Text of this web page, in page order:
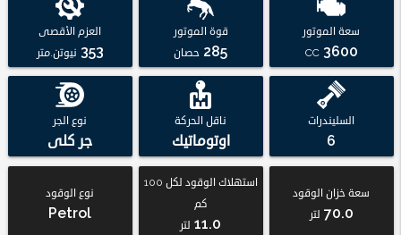
سعة الموتور
3600
CC
قوة الموتور
285 حصان
العزم الأقصى
353 نيوتن.متر
السليندرات
6
ناقل الحركة
اوتوماتيك
نوع الجر
جر كلى
سعة خزان الوقود
70.0 لتر
استهلاك الوقود لكل 100
كم
11.0 لتر
نوع الوقود
Petrol